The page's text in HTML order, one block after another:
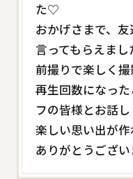
た♡
おかげさまで、
言ってもらえま
前撮りで楽しく
再生回数になっ
フの皆様とお話
楽しい思い出が作
ありがとうござ